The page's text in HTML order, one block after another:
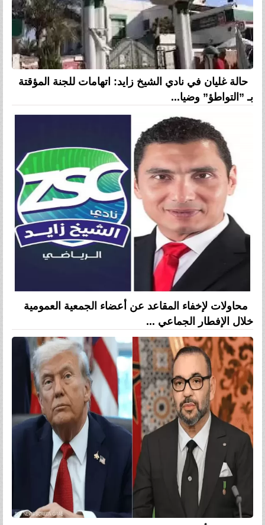
حالة غليان في نادي الشيخ زايد: اتهامات للجنة المؤقتة
بـ ”التواطؤ” وضيا...
محاولات لإخفاء المقاعد عن أعضاء الجمعية العمومية
خلال الإفطار الجماعي ...